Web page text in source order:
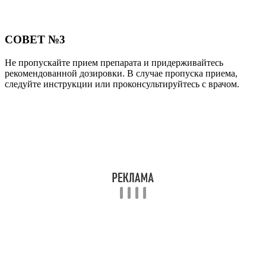
СОВЕТ №3
Не пропускайте прием препарата и придерживайтесь
рекомендованной дозировки. В случае пропуска приема,
следуйте инструкции или проконсультируйтесь с врачом.